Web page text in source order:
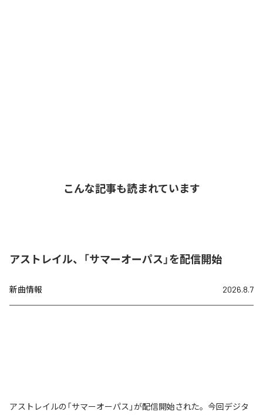
こんな記事も読まれています
アストレイル、「サマーオーパス」を配信開始
新曲情報 2026.8.7
アストレイルの「サマーオーパス」が配信開始された。今回デジタ